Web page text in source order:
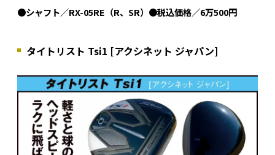
●シャフト／RX-05RE（R、SR）●税込価格／6万500円
タイトリスト Tsi1 [アクシネット ジャパン]